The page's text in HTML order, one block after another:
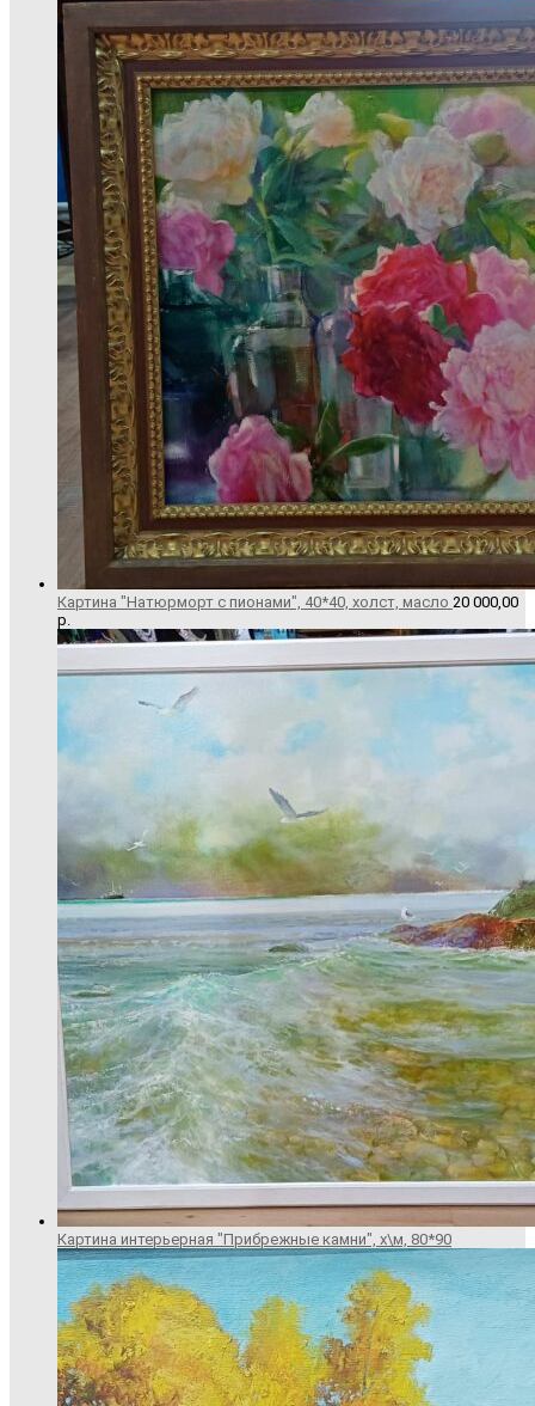
Картина "Натюрморт с пионами", 40*40, холст, масло 20 000,00
р.
Картина интерьерная "Прибрежные камни", х\м, 80*90